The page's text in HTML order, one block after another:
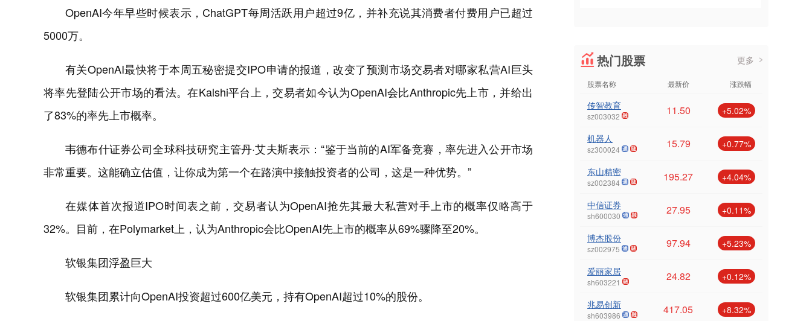
OpenAI今年早些时候表示，ChatGPT每周活跃用户超过9亿，并补充说其消费者付费用户已超过
5000万。
有关OpenAI最快将于本周五秘密提交IPO申请的报道，改变了预测市场交易者对哪家私营AI巨头
将率先登陆公开市场的看法。在Kalshi平台上，交易者如今认为OpenAI会比Anthropic先上市，并给出
了83%的率先上市概率。
韦德布什证券公司全球科技研究主管丹·艾夫斯表示：“鉴于当前的AI军备竞赛，率先进入公开市场
非常重要。这能确立估值，让你成为第一个在路演中接触投资者的公司，这是一种优势。”
在媒体首次报道IPO时间表之前，交易者认为OpenAI抢先其最大私营对手上市的概率仅略高于
32%。目前，在Polymarket上，认为Anthropic会比OpenAI先上市的概率从69%骤降至20%。
软银集团浮盈巨大
软银集团累计向OpenAI投资超过600亿美元，持有OpenAI超过10%的股份。
热门股票 更多
股票名称 最新价 涨跌幅
传智教育
sz003032 11.50 +5.02%
机器人
sz300024 15.79 +0.77%
东山精密
sz002384 195.27 +4.04%
中信证券
sh600030 27.95 +0.11%
博杰股份
sz002975 97.94 +5.23%
爱丽家居
sh603221 24.82 +0.12%
兆易创新
sh603986 417.05 +8.32%